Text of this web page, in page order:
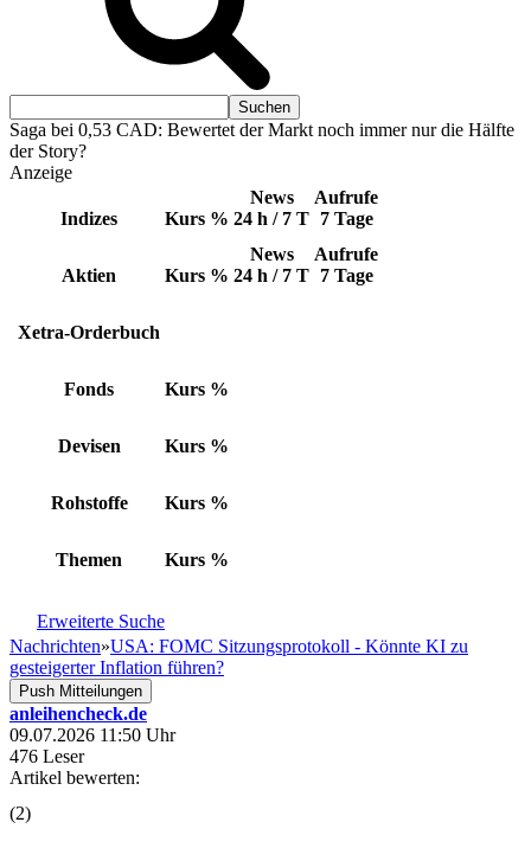
Saga bei 0,53 CAD: Bewertet der Markt noch immer nur die Hälfte
der Story?
Anzeige
Indizes Kurs %
News
24 h / 7 T
Aufrufe
7 Tage
Aktien Kurs %
News
24 h / 7 T
Aufrufe
7 Tage
Xetra-Orderbuch
Fonds Kurs %
Devisen Kurs %
Rohstoffe Kurs %
Themen Kurs %
Erweiterte Suche
Nachrichten»USA: FOMC Sitzungsprotokoll - Könnte KI zu
gesteigerter Inflation führen?
Push Mitteilungen
anleihencheck.de
09.07.2026 11:50 Uhr
476 Leser
Artikel bewerten:
(2)